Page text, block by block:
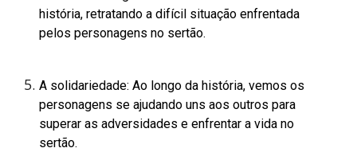
história, retratando a difícil situação enfrentada
pelos personagens no sertão.
A solidariedade: Ao longo da história, vemos os
personagens se ajudando uns aos outros para
superar as adversidades e enfrentar a vida no
sertão.